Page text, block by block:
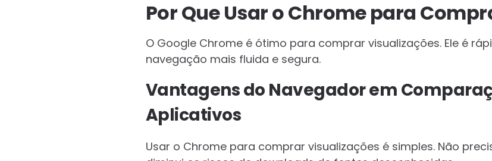
Por Que Usar o Chrome para
O Google Chrome é ótimo para comprar visualizações. Ele é
navegação mais fluida e segura.
Vantagens do Navegador em
Aplicativos
Usar o Chrome para comprar visualizações é simples. Não